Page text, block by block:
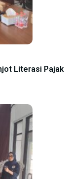
Literasi Pajak